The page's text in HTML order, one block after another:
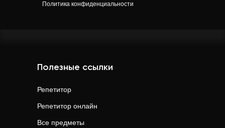
Политика конфиденциальности
Полезные ссылки
Репетитор
Репетитор онлайн
Все предметы